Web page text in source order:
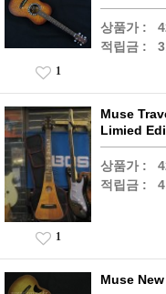
상품가 :
적립금 :
1
Muse
Limied
상품가 :
적립금 :
1
Muse